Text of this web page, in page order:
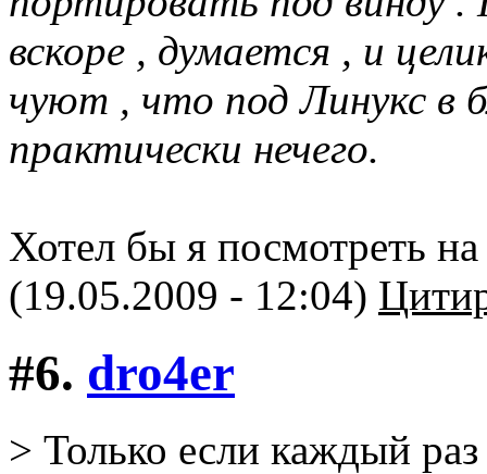
вскоре , думается , и
чуют , что под Линукс в
практически нечего.
Хотел бы я посмотреть
(19.05.2009 - 12:04)
#6. dro4er
> Только если каждый